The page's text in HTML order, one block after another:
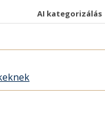
AI kategorizálás